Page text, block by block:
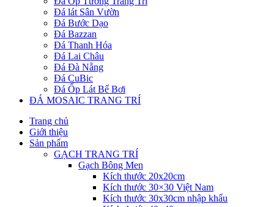
Đá lát Sân Vườn
Đá Bước Dạo
Đá Bazzan
Đá Thanh Hóa
Đá Lai Châu
Đá Đà Nẵng
Đá CuBic
Đá Ốp Lát Bể Bơi
ĐÁ MOSAIC TRANG TRÍ
Trang chủ
Giới thiệu
Sản phẩm
GẠCH TRANG TRÍ
Gạch Bông Men
Kích thước 20x20cm
Kích thước 30×30 Việt Nam
Kích thước 30x30cm nhập khẩu